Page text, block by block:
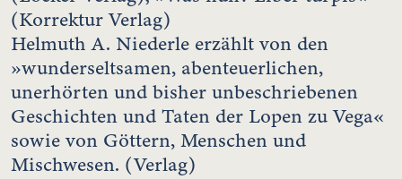
(Korrektur Verlag)
Helmuth A. Niederle erzählt von den
»wunderseltsamen, abenteuerlichen,
unerhörten und bisher unbeschriebenen
Geschichten und Taten der Lopen zu Vega«
sowie von Göttern, Menschen und
Mischwesen. (Verlag)